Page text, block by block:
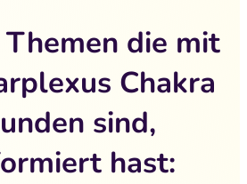
die mit
Chakra
sind,
hast: